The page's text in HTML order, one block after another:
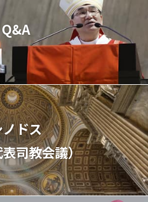
Q&A
ドス
司教会議）